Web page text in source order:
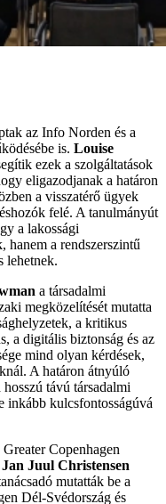
az Info Norden és a
is. Louise
ezek a szolgáltatások
eligazodjanak a határon
a visszatérő ügyek
felé. A tanulmányút
a lakossági
hanem a rendszerszintű
lehetnek.
a társadalmi
megközelítését mutatta
a kritikus
a digitális biztonság és az
mind olyan kérdések,
A határon átnyúló
távú társadalmi
inkább kulcsfontosságúvá
Copenhagen
Jan Juul Christensen
mutatták be a
Dél-Svédország és